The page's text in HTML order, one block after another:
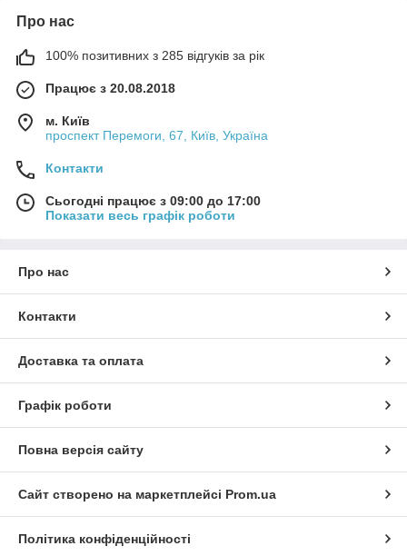
Про нас
100% позитивних з 285 відгуків за рік
Працює з 20.08.2018
м. Київ
проспект Перемоги, 67, Київ, Україна
Контакти
Сьогодні працює з 09:00 до 17:00
Показати весь графік роботи
Про нас
Контакти
Доставка та оплата
Графік роботи
Повна версія сайту
Сайт створено на маркетплейсі Prom.ua
Політика конфіденційності